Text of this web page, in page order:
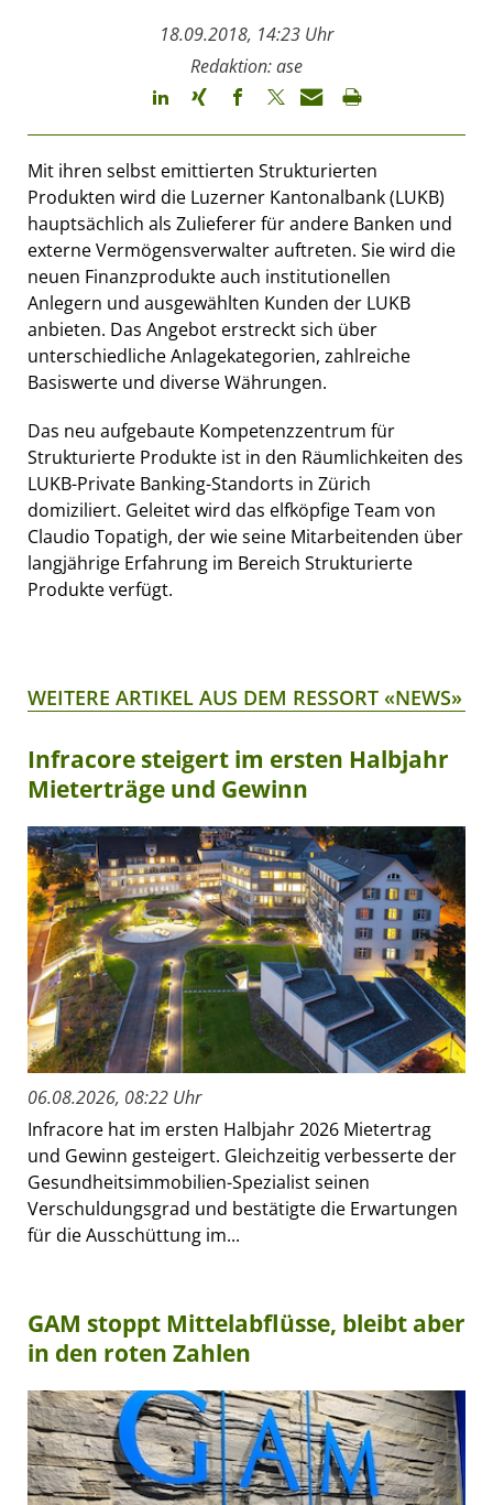
18.09.2018, 14:23 Uhr
Redaktion: ase
Mit ihren selbst emittierten Strukturierten
Produkten wird die Luzerner Kantonalbank (LUKB)
hauptsächlich als Zulieferer für andere Banken und
externe Vermögensverwalter auftreten. Sie wird die
neuen Finanzprodukte auch institutionellen
Anlegern und ausgewählten Kunden der LUKB
anbieten. Das Angebot erstreckt sich über
unterschiedliche Anlagekategorien, zahlreiche
Basiswerte und diverse Währungen.
Das neu aufgebaute Kompetenzzentrum für
Strukturierte Produkte ist in den Räumlichkeiten des
LUKB-Private Banking-Standorts in Zürich
domiziliert. Geleitet wird das elfköpfige Team von
Claudio Topatigh, der wie seine Mitarbeitenden über
langjährige Erfahrung im Bereich Strukturierte
Produkte verfügt.
WEITERE ARTIKEL AUS DEM RESSORT «NEWS»
Infracore steigert im ersten Halbjahr
Mieterträge und Gewinn
06.08.2026, 08:22 Uhr
Infracore hat im ersten Halbjahr 2026 Mietertrag
und Gewinn gesteigert. Gleichzeitig verbesserte der
Gesundheitsimmobilien-Spezialist seinen
Verschuldungsgrad und bestätigte die Erwartungen
für die Ausschüttung im...
GAM stoppt Mittelabflüsse, bleibt aber
in den roten Zahlen